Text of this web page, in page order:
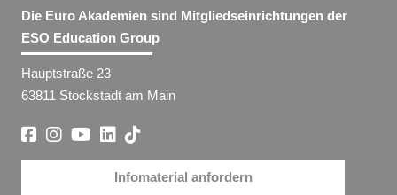
Die Euro Akademien sind Mitgliedseinrichtungen der
ESO Education Group
Hauptstraße 23
63811 Stockstadt am Main
Infomaterial anfordern